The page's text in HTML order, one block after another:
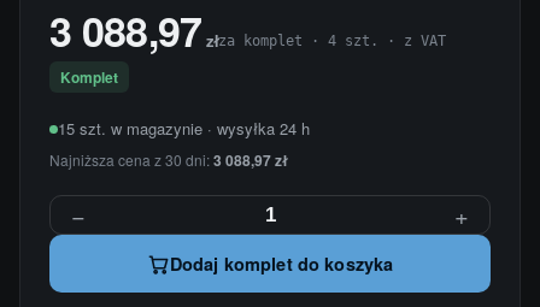
3 088,97 złza komplet · 4 szt. · z VAT
Komplet
15 szt. w magazynie · wysyłka 24 h
Najniższa cena z 30 dni:3 088,97 zł
− +
Dodaj komplet do koszyka